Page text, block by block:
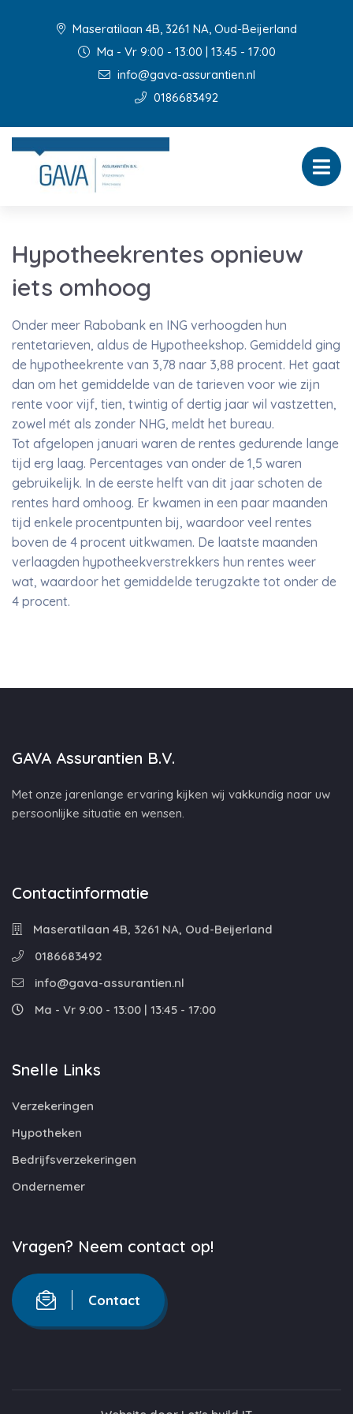
Maseratilaan 4B, 3261 NA, Oud-Beijerland
Ma - Vr 9:00 - 13:00 | 13:45 - 17:00
info@gava-assurantien.nl
0186683492
Hypotheekrentes opnieuw
iets omhoog
Onder meer Rabobank en ING verhoogden hun
rentetarieven, aldus de Hypotheekshop. Gemiddeld ging
de hypotheekrente van 3,78 naar 3,88 procent. Het gaat
dan om het gemiddelde van de tarieven voor wie zijn
rente voor vijf, tien, twintig of dertig jaar wil vastzetten,
zowel mét als zonder NHG, meldt het bureau.
Tot afgelopen januari waren de rentes gedurende lange
tijd erg laag. Percentages van onder de 1,5 waren
gebruikelijk. In de eerste helft van dit jaar schoten de
rentes hard omhoog. Er kwamen in een paar maanden
tijd enkele procentpunten bij, waardoor veel rentes
boven de 4 procent uitkwamen. De laatste maanden
verlaagden hypotheekverstrekkers hun rentes weer
wat, waardoor het gemiddelde terugzakte tot onder de
4 procent.
GAVA Assurantien B.V.
Met onze jarenlange ervaring kijken wij vakkundig naar uw
persoonlijke situatie en wensen.
Contactinformatie
Maseratilaan 4B, 3261 NA, Oud-Beijerland
0186683492
info@gava-assurantien.nl
Ma - Vr 9:00 - 13:00 | 13:45 - 17:00
Snelle Links
Verzekeringen
Hypotheken
Bedrijfsverzekeringen
Ondernemer
Vragen? Neem contact op!
Contact